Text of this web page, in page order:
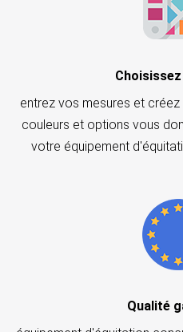
entrez vos mesures et
couleurs et options vous
votre équipement
Qualité